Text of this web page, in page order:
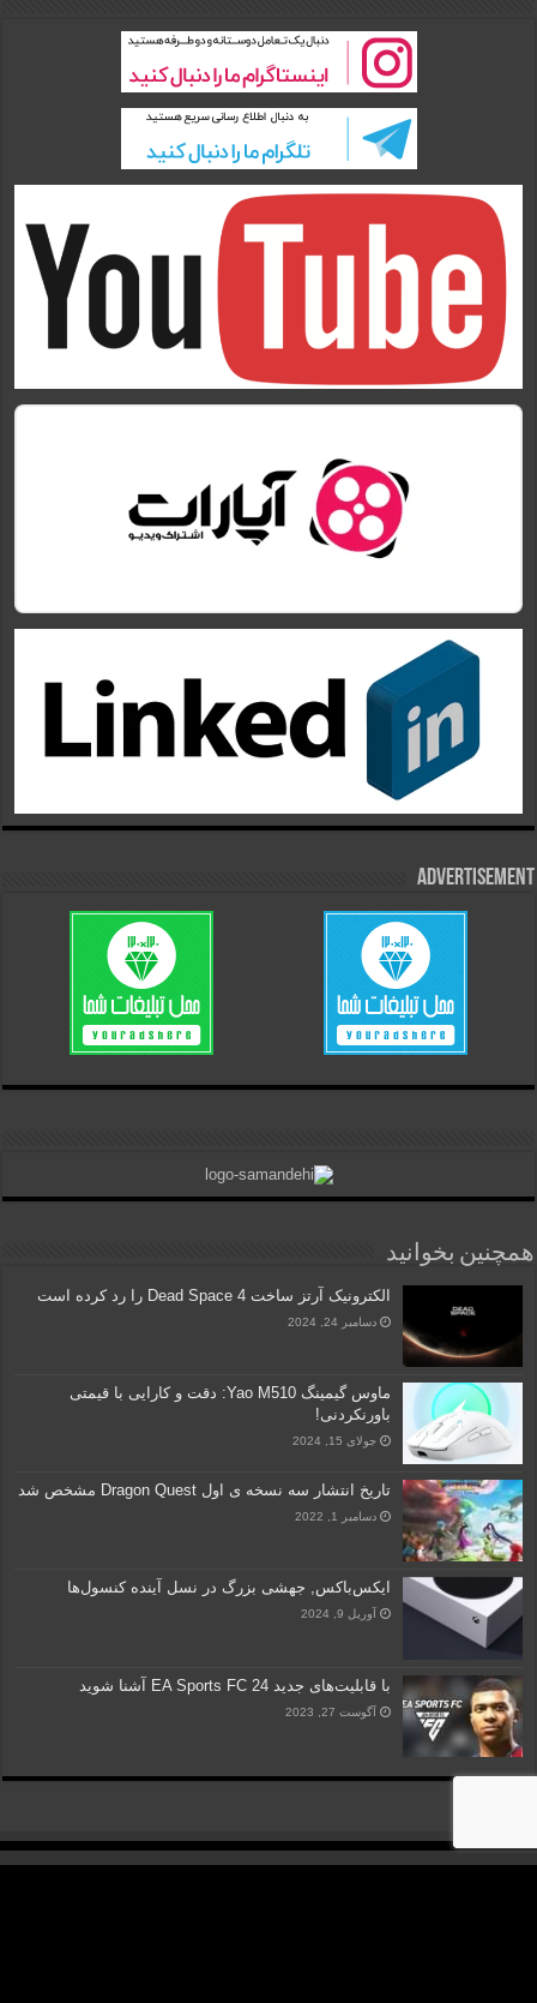
Advertisement
همچنین بخوانید
الکترونیک آرتز ساخت Dead Space 4 را رد کرده است
دسامبر 24, 2024
ماوس گیمینگ Yao M510: دقت و کارایی با قیمتی
باورنکردنی!
جولای 15, 2024
تاریخ انتشار سه نسخه ی اول Dragon Quest مشخص شد
دسامبر 1, 2022
ایکس‌باکس, جهشی بزرگ در نسل آینده کنسول‌ها
آوریل 9, 2024
با قابلیت‌های جدید EA Sports FC 24 آشنا شوید
آگوست 27, 2023